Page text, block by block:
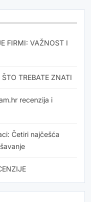
FIRMI: VAŽNOST I
TREBATE ZNATI
recenzija i
Četiri najčešća